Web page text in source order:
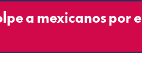
a mexicanos por el